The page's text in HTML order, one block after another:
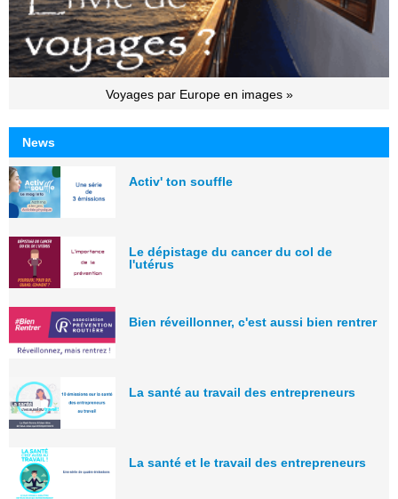
Voyages par Europe en images »
News
Activ' ton souffle
Le dépistage du cancer du col de
l'utérus
Bien réveillonner, c'est aussi bien rentrer
La santé au travail des entrepreneurs
La santé et le travail des entrepreneurs